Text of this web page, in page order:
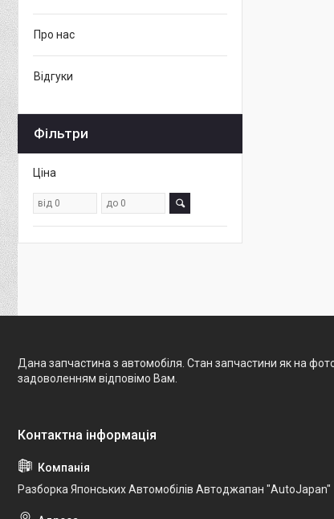
Про нас
Відгуки
Фільтри
Ціна
Дана запчастина з автомобіля. Стан запчастини як на
задоволенням відповімо Вам.
Разборка Японських Автомобілів Автоджапан "AutoJapan"